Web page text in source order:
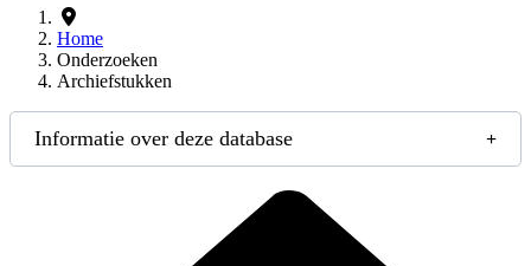
Home
Onderzoeken
Archiefstukken
Informatie over deze database